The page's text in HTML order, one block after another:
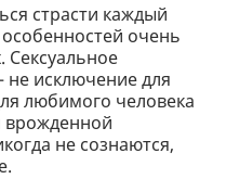
страсти каждый
очень
Сексуальное
исключение для
любимого человека
врожденной
не сознаются,